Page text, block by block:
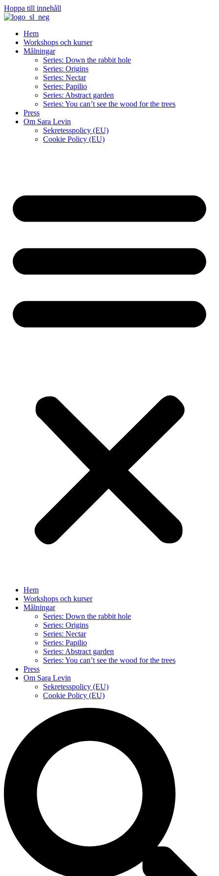
Hoppa till innehåll
Hem
Workshops och kurser
Målningar
Series: Down the rabbit hole
Series: Origins
Series: Nectar
Series: Papilio
Series: Abstract garden
Series: You can’t see the wood for the trees
Press
Om Sara Levin
Sekretesspolicy (EU)
Cookie Policy (EU)
Hem
Workshops och kurser
Målningar
Series: Down the rabbit hole
Series: Origins
Series: Nectar
Series: Papilio
Series: Abstract garden
Series: You can’t see the wood for the trees
Press
Om Sara Levin
Sekretesspolicy (EU)
Cookie Policy (EU)